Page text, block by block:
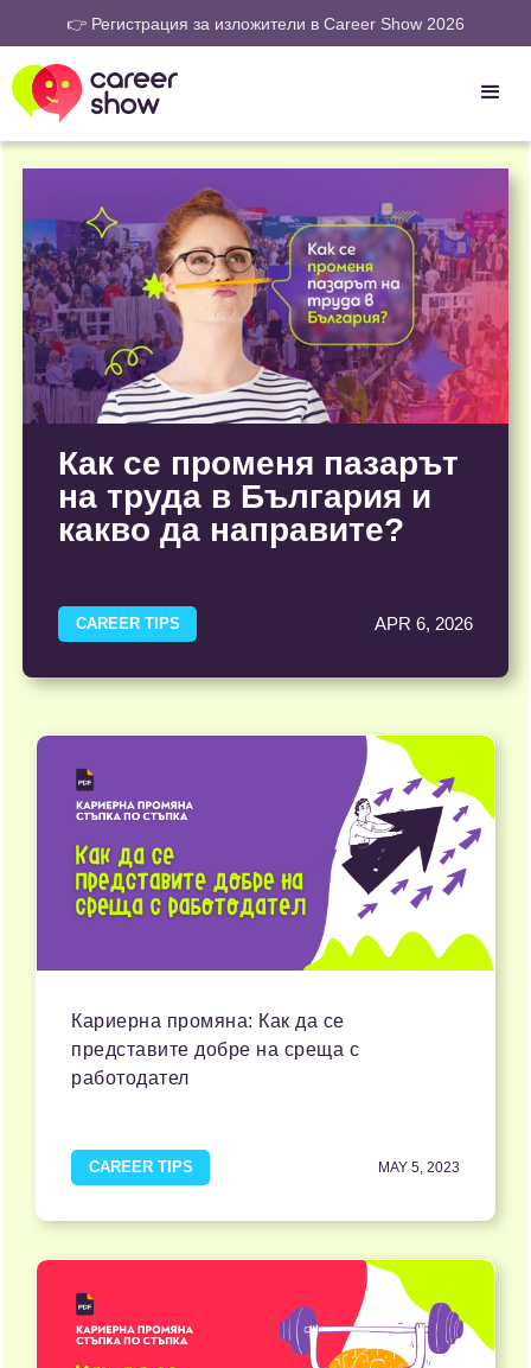
👉 Регистрация за изложители в Career Show 2026
Как се променя пазарът
на труда в България и
какво да направите?
CAREER TIPS APR 6, 2026
Кариерна промяна: Как да се
представите добре на среща с
работодател
CAREER TIPS MAY 5, 2023